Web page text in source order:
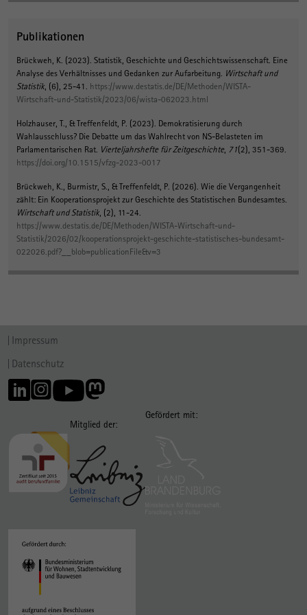
Publikationen
Brückweh, K. (2023). Statistik, Geschichte und Geschichtswissenschaft. Eine
Analyse des Verhältnisses und Gedanken zur Aufarbeitung. Wirtschaft und
Statistik, (6), 25-41. https://www.destatis.de/DE/Methoden/WISTA-
Wirtschaft-und-Statistik/2023/06/wista-062023.html
Holzhauser, T., & Treffenfeldt, P. (2023). Demokratisierung durch
Wahlausschluss? Die Debatte um das Wahlrecht von NS-Belasteten im
Parlamentarischen Rat. Vierteljahrshefte für Zeitgeschichte, 71(2), 351-369.
https://doi.org/10.1515/vfzg-2023-0017
Brückweh, K., Burmistr, S., & Treffenfeldt, P. (2026). Wie die Vergangenheit
zählt: Ein Kooperationsprojekt zur Geschichte des Statistischen Bundesamtes.
Wirtschaft und Statistik, (2), 11-24.
https://www.destatis.de/DE/Methoden/WISTA-Wirtschaft-und-
Statistik/2026/02/kooperationsprojekt-geschichte-statistisches-bundesamt-
022026.pdf?__blob=publicationFile&v=3
Impressum
Datenschutz
Mitglied der:
Gefördert mit: